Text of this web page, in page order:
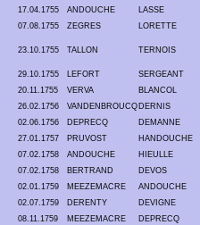
17.04.1755 ANDOUCHE LASSE
07.08.1755 ZEGRES LORETTE
23.10.1755 TALLON TERNOIS
29.10.1755 LEFORT SERGEANT
20.11.1755 VERVA BLANCOL
26.02.1756 VANDENBROUCQ DERNIS
02.06.1756 DEPRECQ DEMANNE
27.01.1757 PRUVOST HANDOUCHE
07.02.1758 ANDOUCHE HIEULLE
07.02.1758 BERTRAND DEVOS
02.01.1759 MEEZEMACRE ANDOUCHE
02.07.1759 DERENTY DEVIGNE
08.11.1759 MEEZEMACRE DEPRECQ